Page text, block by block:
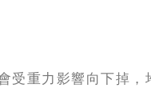
重力影響向下掉